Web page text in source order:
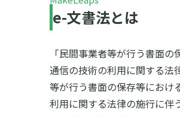
e-文書法とは
「民間事業者等が行う書面
通信の技術の利用に関する法
等が行う書面の保存等におけ
利用に関する法律の施行に伴